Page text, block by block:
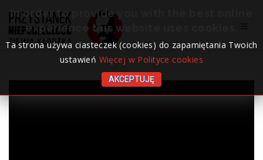
In order to provide you with the best online
experience this website uses cookies.
Ta strona używa ciasteczek (cookies) do zapamiętania Twoich
ustawień Więcej w Polityce cookies
AKCEPTUJĘ